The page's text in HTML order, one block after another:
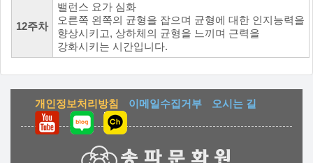
12주차
밸런스 요가 심화
오른쪽 왼쪽의 균형을 잡으며 균형에 대한 인지능력을
향상시키고, 상하체의 균형을 느끼며 근력을
강화시키는 시간입니다.
개인정보처리방침 이메일수집거부 오시는 길